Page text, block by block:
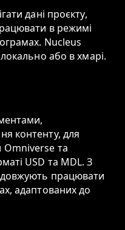
дані проєкту,
в режимі
Nucleus
або в хмарі.
контенту, для
та
USD та MDL. З
працювати
адаптованих до